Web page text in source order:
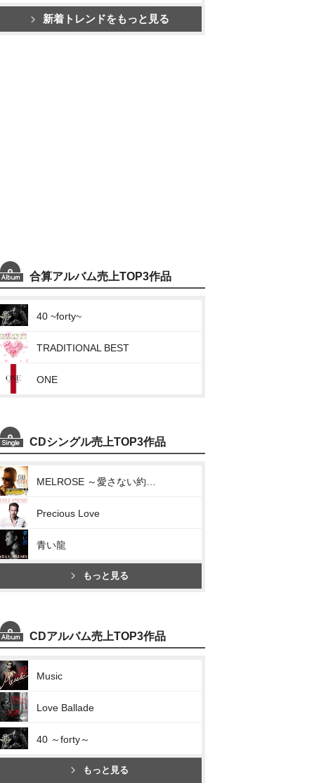
新着トレンドをもっと見る
合算アルバム売上TOP3作品
40 ~forty~
TRADITIONAL BEST
ONE
CDシングル売上TOP3作品
Precious Love
青い龍
もっと見る
CDアルバム売上TOP3作品
Music
Love Ballade
40 ～forty～
もっと見る